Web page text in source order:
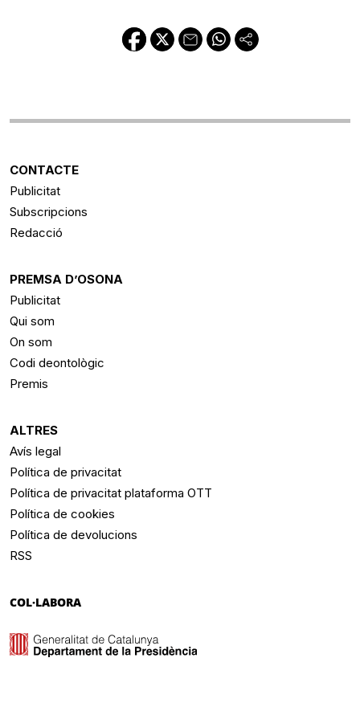
CONTACTE
Publicitat
Subscripcions
Redacció
PREMSA D’OSONA
Publicitat
Qui som
On som
Codi deontològic
Premis
ALTRES
Avís legal
Política de privacitat
Política de privacitat plataforma OTT
Política de cookies
Política de devolucions
RSS
COL·LABORA